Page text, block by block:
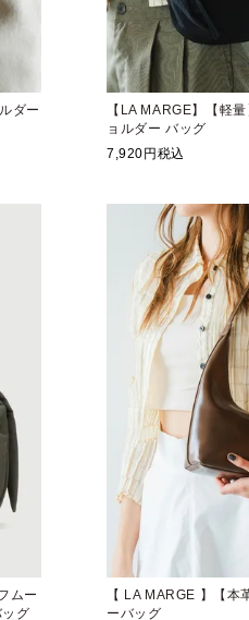
ダー
【LA MARGE】【軽
ョルダー バッグ
7,920 税込
ムー
グ
【 LA MARGE 】【本
ーバッグ